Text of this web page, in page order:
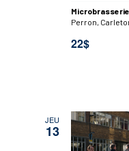
Perron,
22$
JEU
13